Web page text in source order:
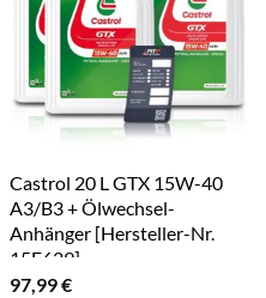
Castrol 20 L GTX 15W-40
A3/B3 + Ölwechsel-
Anhänger [Hersteller-Nr.
15F629]
97,99€